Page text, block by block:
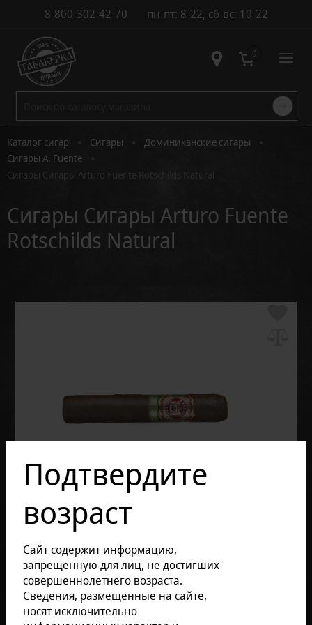
8-800-302-42-70 пн-пт: 8-22, сб-вс: 10-22
Контакты 0
Каталог сигар Сигары Доминиканские сигары
Сигары A. Fuente
Сигары Сигары Arturo Fuente Rotschilds Natural
Сигары Сигары Arturo Fuente
Rotschilds Natural
Подтвердите
возраст
Сайт содержит информацию,
запрещенную для лиц, не достигших
совершеннолетнего возраста.
Сведения, размещенные на сайте,
носят исключительно